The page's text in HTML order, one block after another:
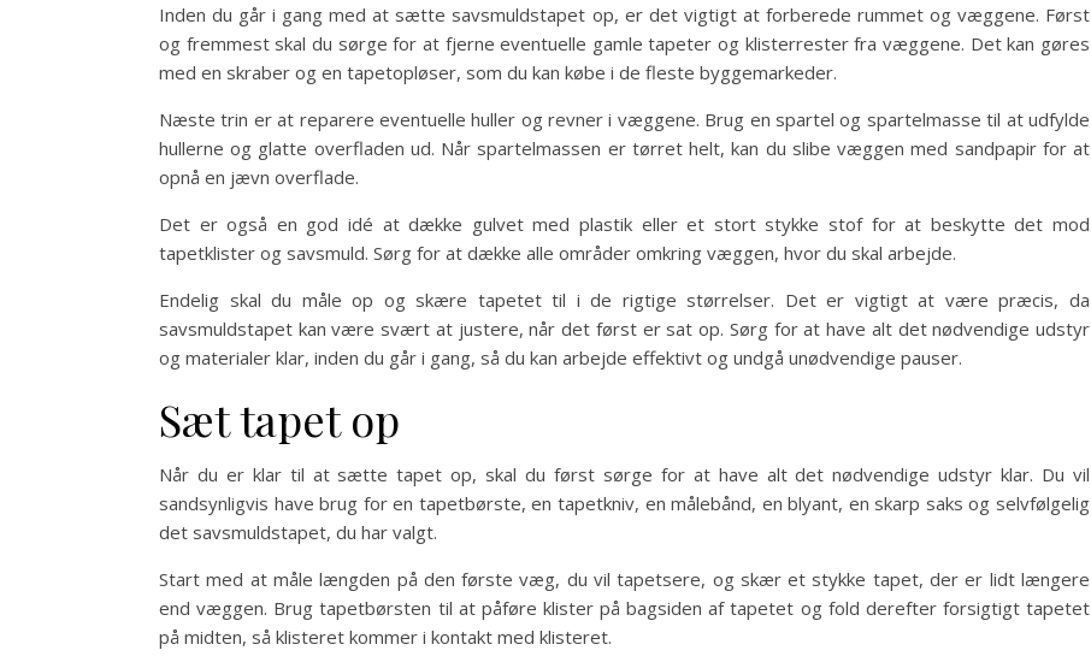
Inden du går i gang med at sætte savsmuldstapet op, er det vigtigt at forberede rummet og væggene. Først
og fremmest skal du sørge for at fjerne eventuelle gamle tapeter og klisterrester fra væggene. Det kan gøres
med en skraber og en tapetopløser, som du kan købe i de fleste byggemarkeder.
Næste trin er at reparere eventuelle huller og revner i væggene. Brug en spartel og spartelmasse til at udfylde
hullerne og glatte overfladen ud. Når spartelmassen er tørret helt, kan du slibe væggen med sandpapir for at
opnå en jævn overflade.
Det er også en god idé at dække gulvet med plastik eller et stort stykke stof for at beskytte det mod
tapetklister og savsmuld. Sørg for at dække alle områder omkring væggen, hvor du skal arbejde.
Endelig skal du måle op og skære tapetet til i de rigtige størrelser. Det er vigtigt at være præcis, da
savsmuldstapet kan være svært at justere, når det først er sat op. Sørg for at have alt det nødvendige udstyr
og materialer klar, inden du går i gang, så du kan arbejde effektivt og undgå unødvendige pauser.
Sæt tapet op
Når du er klar til at sætte tapet op, skal du først sørge for at have alt det nødvendige udstyr klar. Du vil
sandsynligvis have brug for en tapetbørste, en tapetkniv, en målebånd, en blyant, en skarp saks og selvfølgelig
det savsmuldstapet, du har valgt.
Start med at måle længden på den første væg, du vil tapetsere, og skær et stykke tapet, der er lidt længere
end væggen. Brug tapetbørsten til at påføre klister på bagsiden af tapetet og fold derefter forsigtigt tapetet
på midten, så klisteret kommer i kontakt med klisteret.